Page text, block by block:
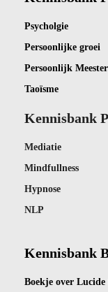
Psycholgie
Persoonlijke groei
Persoonlijk
Taoïsme
Kennisbank
Mediatie
Mindfullness
Hypnose
NLP
Kennisbank
Boekje over Lucide